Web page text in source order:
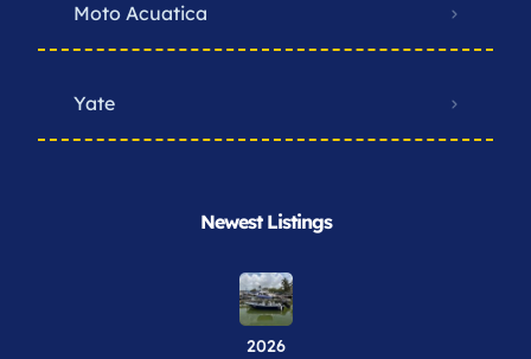
Moto Acuatica
Yate
Newest Listings​
2026